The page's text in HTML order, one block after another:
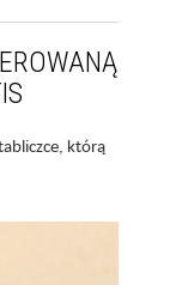
którą